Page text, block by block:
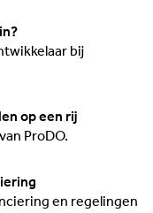
bij
op een rij
ProDO.
en regelingen